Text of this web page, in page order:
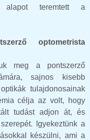
alapot teremtett a
optometrista
meg a pontszerző
sajnos kisebb
tulajdonosainak
célja az volt, hogy
tudást adjon át, és
Igyekeztünk a
készülni, ami a